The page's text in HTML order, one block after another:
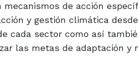
de acción
y gestión climática
cada sector como así
las metas de adaptación y